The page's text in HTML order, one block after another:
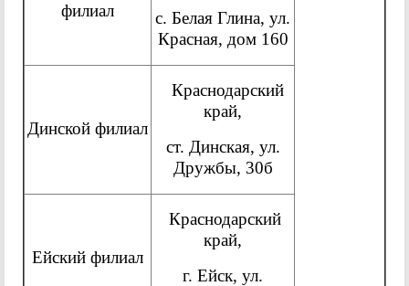
филиал
с. Белая Глина, ул.
Красная, дом 160
Динской филиал
Краснодарский
край,
ст. Динская, ул.
Дружбы, 30б
Ейский филиал
Краснодарский
край,
г. Ейск, ул.